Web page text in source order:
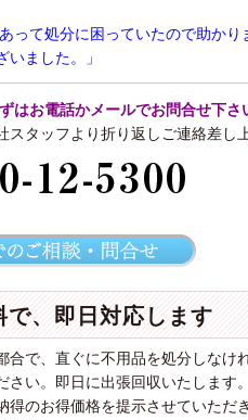
あって処分に困っていたので助か
いました。
」
はお電話かメールでお問合せ下さ
スタッフより折り返しご連絡差し
で、即日対応します
合で、直ぐに不用品を処分しなけ
さい。即日に出張回収いたします。
得のお得価格を提示させていただ